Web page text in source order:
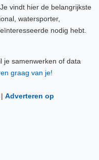
vindt hier de belangrijkste
watersporter,
nodig hebt.
je samenwerken of data
graag van je!
| Adverteren op